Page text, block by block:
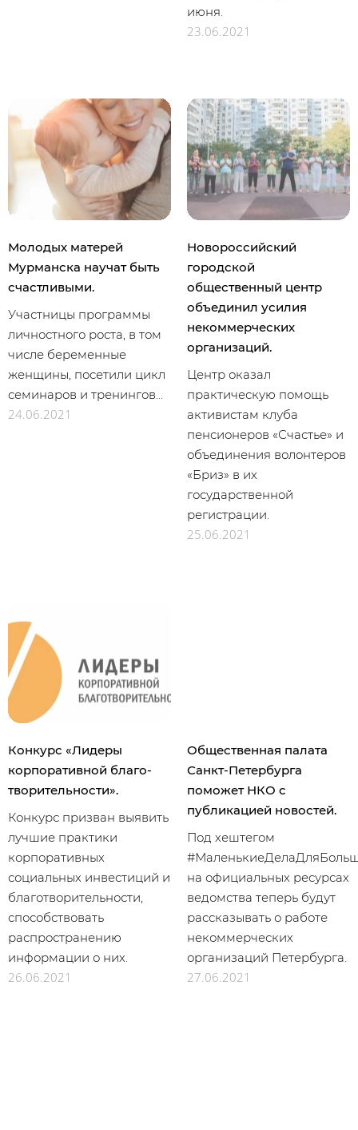
июня.
23.06.2021
Молодых матерей
Мурманска научат быть
счастливыми.
Участницы программы
личностного роста, в том
числе беременные
женщины, посетили цикл
семинаров и тренингов...
24.06.2021
Новороссийский
городской
общественный центр
объединил усилия
некоммерческих
организаций.
Центр оказал
практическую помощь
активистам клуба
пенсионеров «Счастье» и
объединения волонтеров
«Бриз» в их
государственной
регистрации.
25.06.2021
Конкурс «Лидеры
корпоративной благо­
твори­тель­ности».
Конкурс призван выявить
лучшие практики
корпоративных
социальных инвестиций и
благотворительности,
способствовать
распространению
информации о них.
26.06.2021
Общественная палата
Санкт-Петербурга
поможет НКО с
публикацией новостей.
Под хештегом
на официальных ресурсах
ведомства теперь будут
рассказывать о работе
некоммерческих
организаций Петербурга.
27.06.2021